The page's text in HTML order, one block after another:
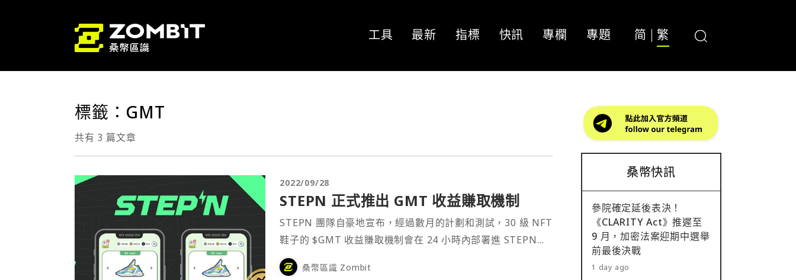
工具 最新 指標 快訊 專欄 專題 简 繁
標籤：GMT
共有 3 篇文章
2022/09/28
STEPN 正式推出 GMT 收益賺取機制
STEPN 團隊自豪地宣布，經過數月的計劃和測試，30 級 NFT
鞋子的 $GMT 收益賺取機制會在 24 小時內部署進 STEPN
桑幣區識 Zombit
桑幣快訊
參院確定延後表決！
《CLARITY Act》推遲至
9 月，加密法案迎期中選舉
前最後決戰
1 day ago